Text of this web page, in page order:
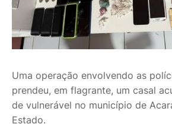
Uma operação envolvendo as
prendeu, em flagrante, um casal
de vulnerável no município de
Estado.